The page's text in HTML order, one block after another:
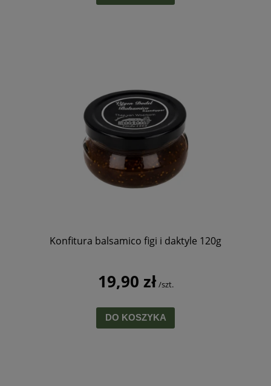
Konfitura balsamico figi i daktyle 120g
19,90 zł/szt.
DO KOSZYKA